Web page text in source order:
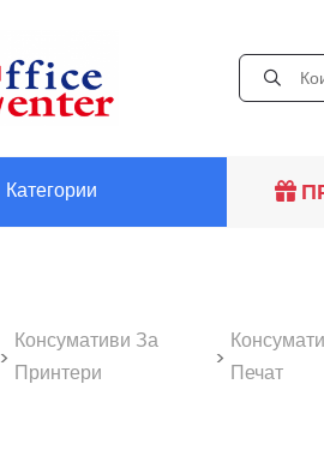
Категории
>
Консумативи За
Принтери
>
Печат